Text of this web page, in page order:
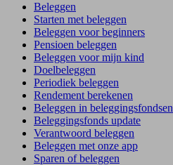
Beleggen
Starten met beleggen
Beleggen voor beginners
Pensioen beleggen
Beleggen voor mijn kind
Doelbeleggen
Periodiek beleggen
Rendement berekenen
Beleggen in beleggingsfondsen
Beleggingsfonds update
Verantwoord beleggen
Beleggen met onze app
Sparen of beleggen